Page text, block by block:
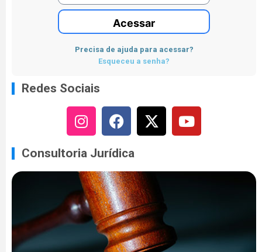
Acessar
Precisa de ajuda para acessar?
Esqueceu a senha?
Redes Sociais
Consultoria Jurídica